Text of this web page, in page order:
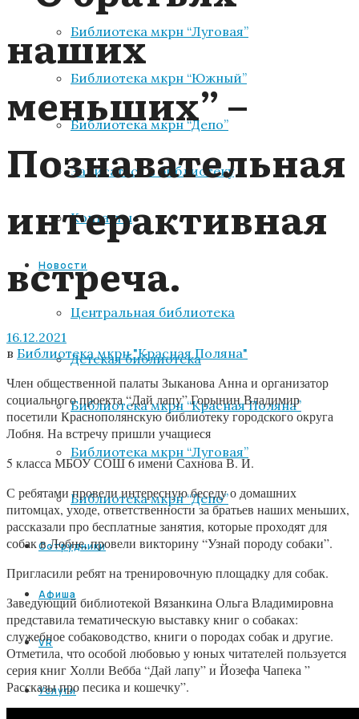
Библиотека мкрн “Луговая”
Библиотека мкрн “Южный”
Библиотека мкрн “Депо”
Записаться в библиотеку
Контакты
Новости
Центральная библиотека
Детская библиотека
Библиотека мкрн “Красная Поляна”
Библиотека мкрн “Луговая”
Библиотека мкрн “Депо”
Сотрудники
Афиша
VR
Услуги
наших
меньших” –
Познавательная
интерактивная
встреча.
16.12.2021
в Библиотека мкрн "Красная Поляна"
Член общественной палаты Зыканова Анна и организатор
социального проекта “Дай лапу” Горынин Владимир
посетили Краснополянскую библиотеку городского округа
Лобня. На встречу пришли учащиеся
5 класса МБОУ СОШ 6 имени Сахнова В. И.
С ребятами провели интересную беседу о домашних
питомцах, уходе, ответственности за братьев наших меньших,
рассказали про бесплатные занятия, которые проходят для
собак в Лобне, провели викторину “Узнай породу собаки”.
Пригласили ребят на тренировочную площадку для собак.
Заведующий библиотекой Вязанкина Ольга Владимировна
представила тематическую выставку книг о собаках:
служебное собаководство, книги о породах собак и другие.
Отметила, что особой любовью у юных читателей пользуется
серия книг Холли Вебба “Дай лапу” и Йозефа Чапека ”
Рассказы про песика и кошечку”.